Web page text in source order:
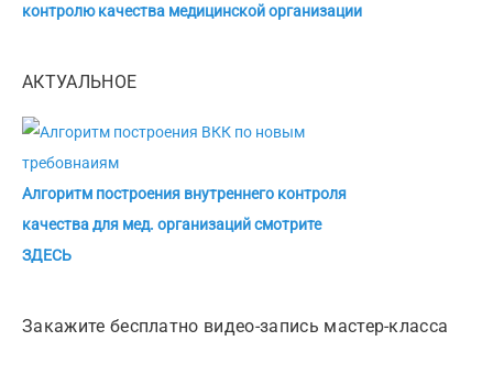
контролю качества медицинской организации
АКТУАЛЬНОЕ
Алгоритм построения внутреннего контроля
качества для мед. организаций смотрите
ЗДЕСЬ
Закажите бесплатно видео-запись мастер-класса